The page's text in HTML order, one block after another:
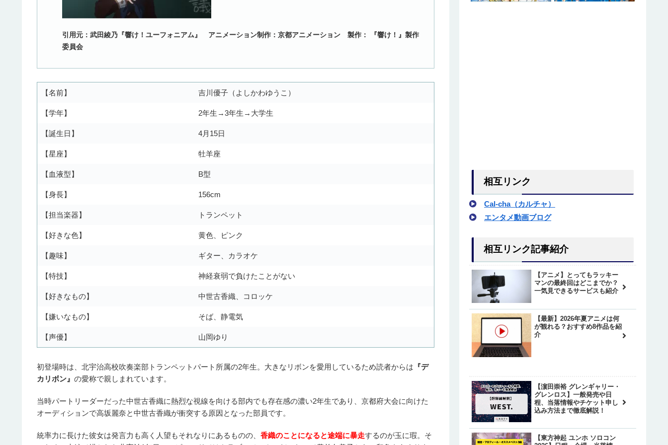
引用元：武田綾乃『響け！ユーフォニアム』 アニメーション制作：京都アニメーション 製作： 『響け！』製作
委員会
【名前】 吉川優子（よしかわゆうこ）
【学年】 2年生→3年生→大学生
【誕生日】 4月15日
【星座】 牡羊座
【血液型】 B型
【身長】 156cm
【担当楽器】 トランペット
【好きな色】 黄色、ピンク
【趣味】 ギター、カラオケ
【特技】 神経衰弱で負けたことがない
【好きなもの】 中世古香織、コロッケ
【嫌いなもの】 そば、静電気
【声優】 山岡ゆり
初登場時は、北宇治高校吹奏楽部トランペットパート所属の2年生。大きなリボンを愛用しているため読者からは 『デ
カリボン』 の愛称で親しまれています。
当時パートリーダーだった中世古香織に熱烈な視線を向ける部内でも存在感の濃い2年生であり、京都府大会に向けた
オーディションで高坂麗奈と中世古香織が衝突する原因となった部員です。
統率力に長けた彼女は発言力も高く人望もそれなりにあるものの、 香織のことになると途端に暴走するのが玉に瑕。そ
相互リンク
Cal-cha（カルチャ）
エンタメ動画ブログ
相互リンク記事紹介
【アニメ】とってもラッキー
マンの最終回はどこまでか？
一気見できるサービスも紹介
【最新】2026年夏アニメは何
が観れる？おすすめ8作品を紹
介
【濵田崇裕 グレンギャリー・
グレンロス】一般発売や日
程、当落情報やチケット申し
込み方法まで徹底解説！
【東方神起 ユンホ ソロコン